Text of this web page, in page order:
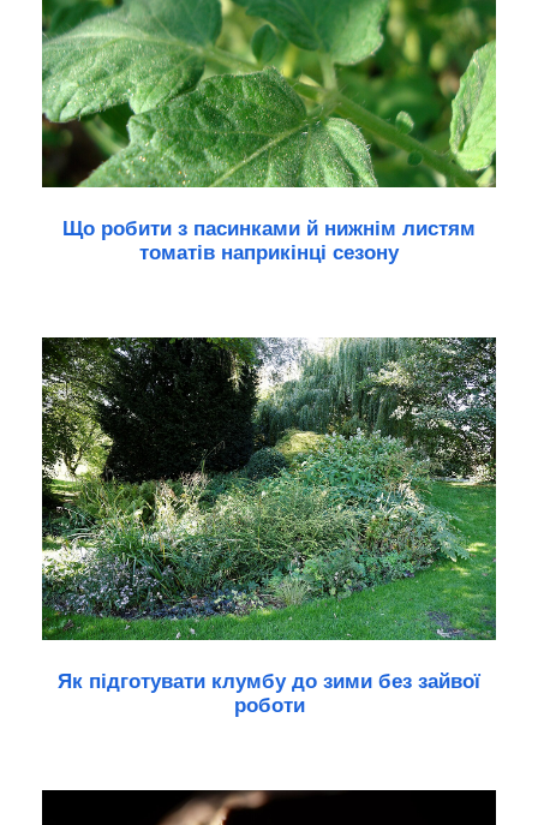
Що робити з пасинками й нижнім листям
томатів наприкінці сезону
Як підготувати клумбу до зими без зайвої
роботи